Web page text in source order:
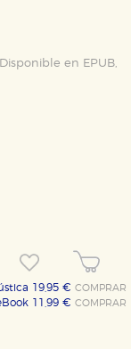
en EPUB,
19,95 €COMPRAR
11,99 €COMPRAR